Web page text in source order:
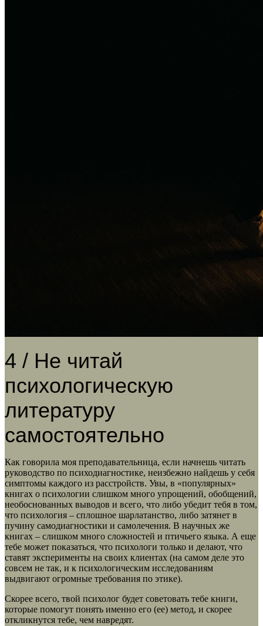
4 / Не читай
психологическую
литературу
самостоятельно
Как говорила моя преподавательница, если начнешь читать
руководство по психодиагностике, неизбежно найдешь у себя
симптомы каждого из расстройств. Увы, в «популярных»
книгах о психологии слишком много упрощений, обобщений,
необоснованных выводов и всего, что либо убедит тебя в том,
что психология – сплошное шарлатанство, либо затянет в
пучину самодиагностики и самолечения. В научных же
книгах – слишком много сложностей и птичьего языка. А еще
тебе может показаться, что психологи только и делают, что
ставят эксперименты на своих клиентах (на самом деле это
совсем не так, и к психологическим исследованиям
выдвигают огромные требования по этике).
Скорее всего, твой психолог будет советовать тебе книги,
которые помогут понять именно его (ее) метод, и скорее
откликнутся тебе, чем навредят.